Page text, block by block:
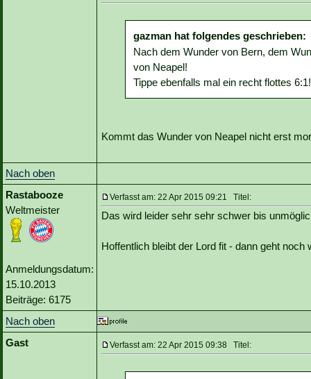
gazman hat folgendes geschrieben:
Nach dem Wunder von Bern, dem
von Neapel!
Tippe ebenfalls mal ein recht flottes 6:1!
Kommt das Wunder von Neapel nicht erst
Nach oben
Rastabooze
Weltmeister
Anmeldungsdatum:
15.10.2013
Beiträge: 6175
Verfasst am: 22 Apr 2015 09:21 Titel:
Das wird leider sehr sehr schwer bis
Hoffentlich bleibt der Lord fit - dann geht noch
Nach oben
Gast
Verfasst am: 22 Apr 2015 09:38 Titel: